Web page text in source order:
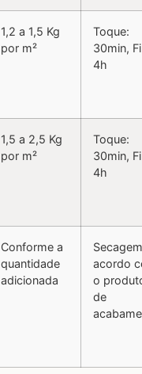
1,2 a 1,5 Kg
por m²
Toque:
30min,
4h
1,5 a 2,5 Kg
por m²
Toque:
30min,
4h
Conforme a
quantidade
adicionada
acordo
o
de